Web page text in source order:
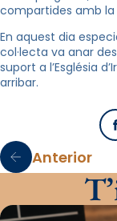
compartides amb
En aquest dia
col·lecta va anar
suport a l’Església
arribar.
Anterior